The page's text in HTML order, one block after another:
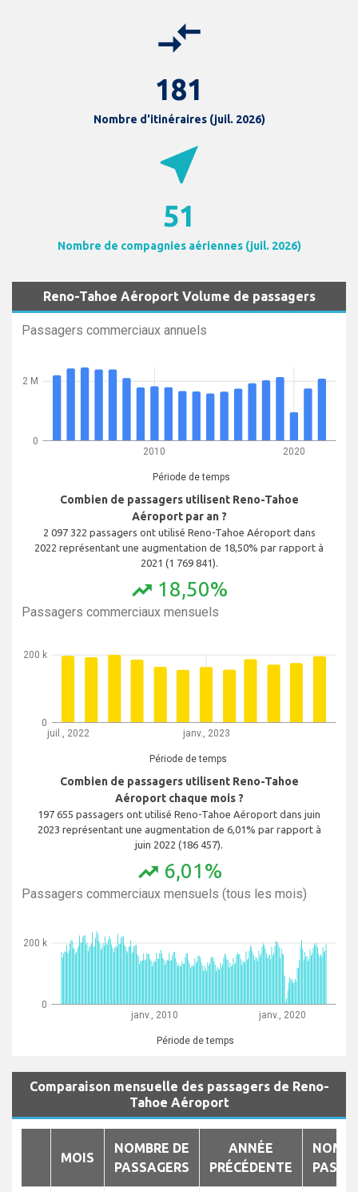
compare_arrows
181
Nombre d'itinéraires (juil. 2026)
near_me
51
Nombre de compagnies aériennes (juil. 2026)
Reno-Tahoe Aéroport Volume de passagers
Passagers commerciaux annuels
2010 2020
Période de temps
0
2 M
Combien de passagers utilisent Reno-Tahoe
Aéroport par an ?
2 097 322 passagers ont utilisé Reno-Tahoe Aéroport dans
2022 représentant une augmentation de 18,50% par rapport à
2021 (1 769 841).
trending_up 18,50%
Passagers commerciaux mensuels
juil., 2022 janv., 2023
Période de temps
0
200 k
Combien de passagers utilisent Reno-Tahoe
Aéroport chaque mois ?
197 655 passagers ont utilisé Reno-Tahoe Aéroport dans juin
2023 représentant une augmentation de 6,01% par rapport à
juin 2022 (186 457).
trending_up 6,01%
Passagers commerciaux mensuels (tous les mois)
janv., 2010 janv., 2020
Période de temps
0
200 k
Comparaison mensuelle des passagers de Reno-
Tahoe Aéroport
MOIS
NOMBRE DE
PASSAGERS
ANNÉE
PRÉCÉDENTE